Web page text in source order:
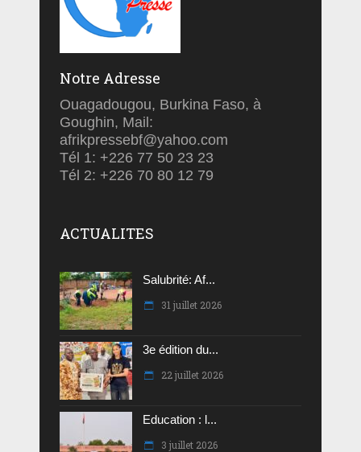
Notre Adresse
Ouagadougou, Burkina Faso, à
Goughin, Mail:
afrikpressebf@yahoo.com
Tél 1: +226 77 50 23 23
Tél 2: +226 70 80 12 79
ACTUALITES
Salubrité: Af...
31 juillet 2026
3e édition du...
22 juillet 2026
Education : l...
3 juillet 2026